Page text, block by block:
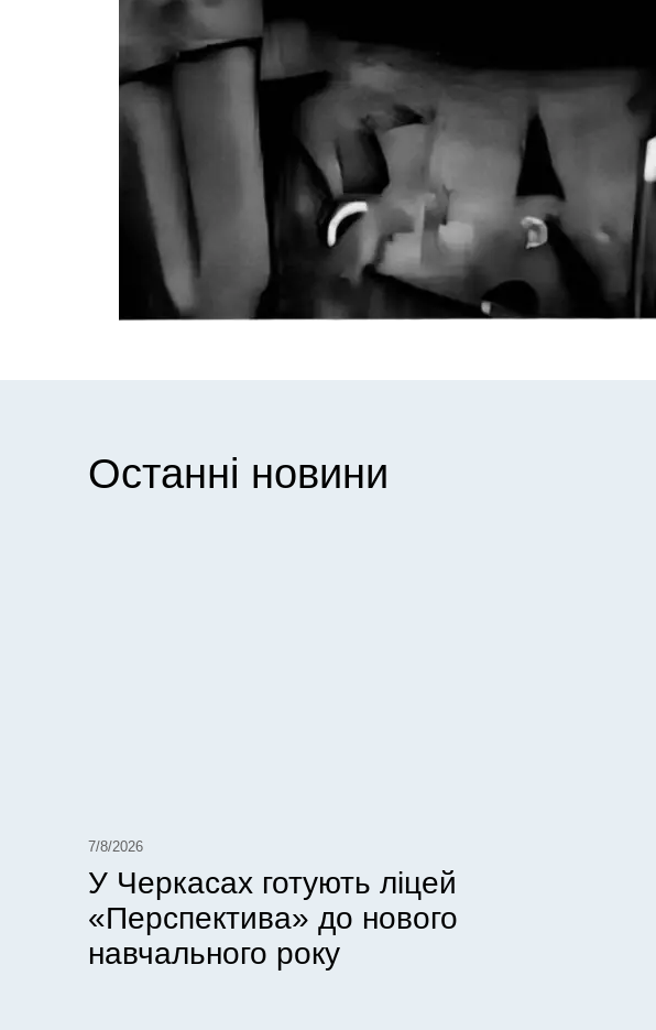
Останні новини
7/8/2026
У Черкасах готують ліцей
«Перспектива» до нового
навчального року